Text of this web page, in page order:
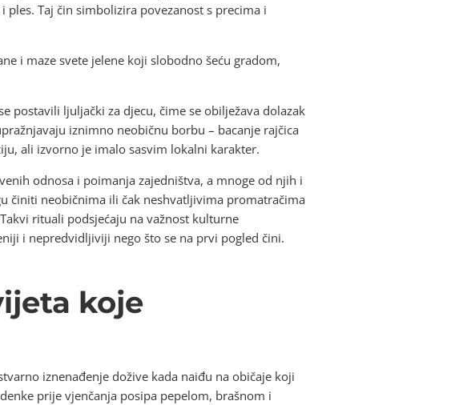
Taj čin simbolizira povezanost s precima i
i maze svete jelene koji slobodno šeću gradom,
postavili ljuljački za djecu, čime se obilježava dolazak
iznimno neobičnu borbu – bacanje rajčica
ali izvorno je imalo sasvim lokalni karakter.
odnosa i poimanja zajedništva, a mnoge od njih i
činiti neobičnima ili čak neshvatljivima promatračima
rituali podsjećaju na važnost kulturne
i nepredvidljiviji nego što se na prvi pogled čini.
koje
iznenađenje dožive kada naiđu na običaje koji
prije vjenčanja posipa pepelom, brašnom i